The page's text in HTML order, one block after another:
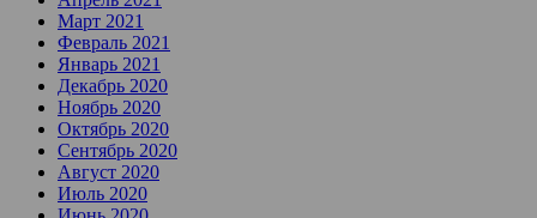
Март 2021
Февраль 2021
Январь 2021
Декабрь 2020
Ноябрь 2020
Октябрь 2020
Сентябрь 2020
Август 2020
Июль 2020